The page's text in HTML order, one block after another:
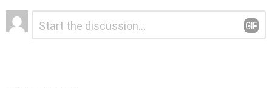
ನಿಮ್ಮದೊಂದು
ಉತ್ತರ